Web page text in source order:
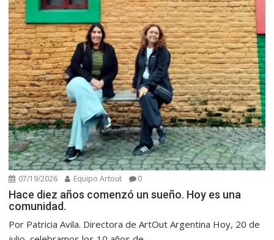
07/19/2026 Equipo Artout 0
Hace diez años comenzó un sueño. Hoy es una
comunidad.
Por Patricia Avila. Directora de ArtOut Argentina Hoy, 20 de